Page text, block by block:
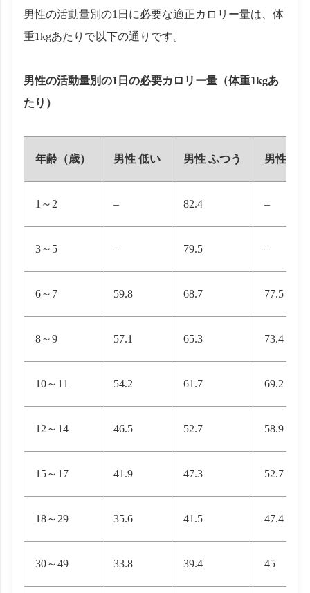
男性の活動量別の1日に必要な適正カロリー量は、体
重1kgあたりで以下の通りです。
男性の活動量別の1日の必要カロリー量（体重1kgあ
たり）
年齢（歳） 男性 低い 男性 ふつう 男性 高
1～2 – 82.4 –
3～5 – 79.5 –
6～7 59.8 68.7 77.5
8～9 57.1 65.3 73.4
10～11 54.2 61.7 69.2
12～14 46.5 52.7 58.9
15～17 41.9 47.3 52.7
18～29 35.6 41.5 47.4
30～49 33.8 39.4 45